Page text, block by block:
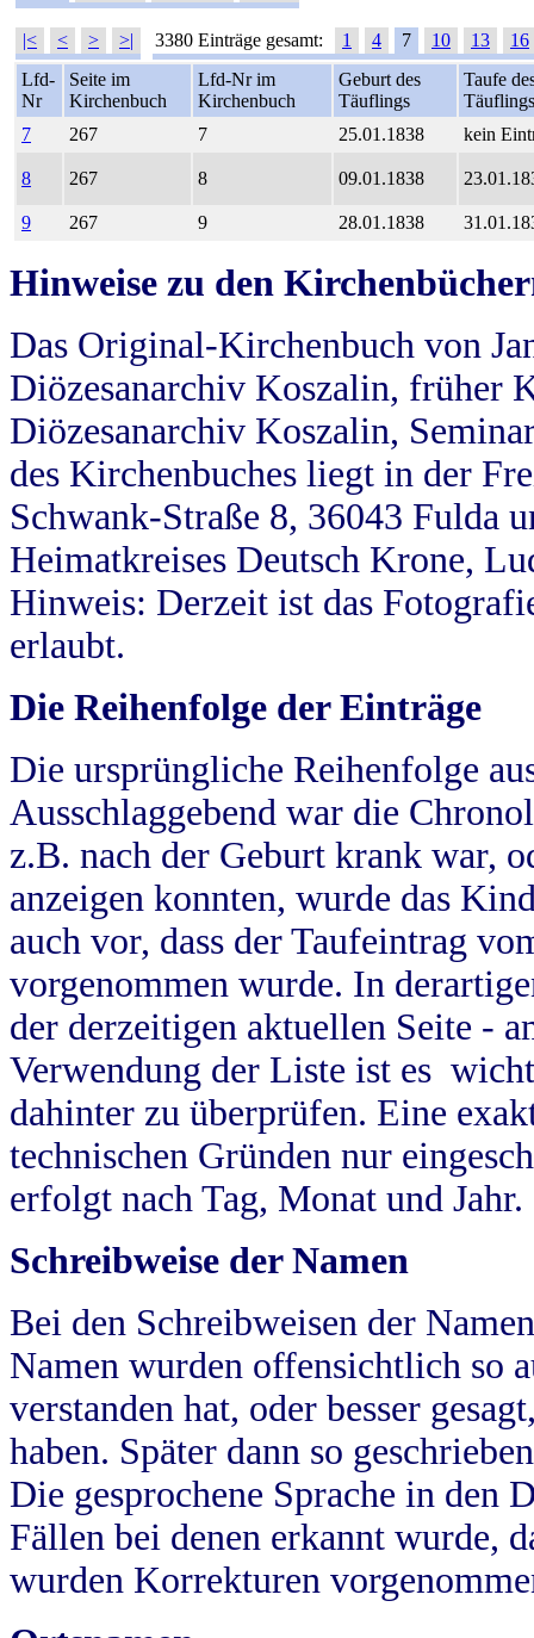
|< < > >| 3380 Einträge gesamt: 1 4 7 10 13
16
Lfd-
Nr
Seite im
Kirchenbuch
Lfd-Nr im
Kirchenbuch
Geburt des
Täuflings
Taufe
Täuflings
7
267 7 25.01.1838 kein
8 267 8 09.01.1838
9 267 9 28.01.1838
Hinweise zu den
Das Original-Kirchenbuch von
Diözesanarchiv Koszalin, früher
Diözesanarchiv Koszalin,
des Kirchenbuches liegt in der
Schwank-Straße 8, 36043 Fulda
Heimatkreises Deutsch Krone,
Hinweis: Derzeit ist das
erlaubt.
Die Reihenfolge der Einträge
Die ursprüngliche Reihenfolge
Ausschlaggebend war die
z.B. nach der Geburt krank war,
anzeigen konnten, wurde das
auch vor, dass der Taufeintrag
vorgenommen wurde. In
der derzeitigen aktuellen Seite -
Verwendung der Liste ist es
dahinter zu überprüfen. Eine
technischen Gründen nur
erfolgt nach Tag, Monat und Jahr.
Schreibweise der Namen
Bei den Schreibweisen der
Namen wurden offensichtlich so
verstanden hat, oder besser
haben. Später dann so
Die gesprochene Sprache in
Fällen bei denen erkannt wurde,
wurden Korrekturen